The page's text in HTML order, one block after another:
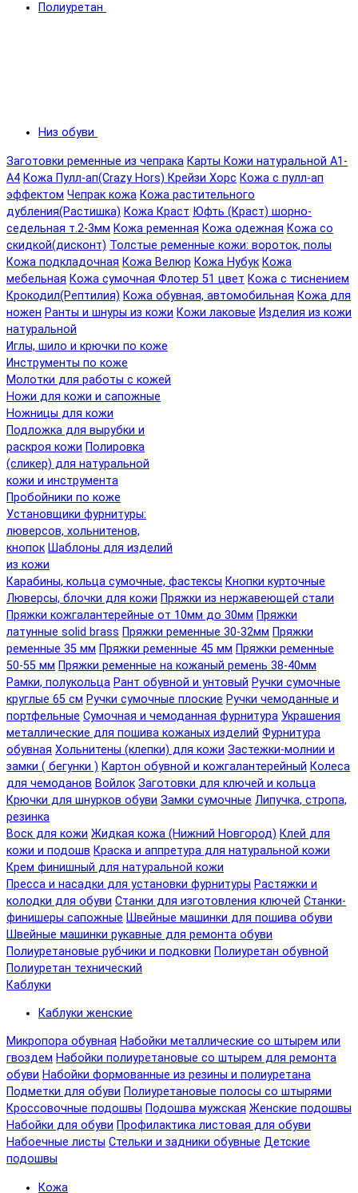
Полиуретан
Низ обуви
Заготовки ременные из чепрака Карты Кожи натуральной А1-
А4 Кожа Пулл-ап(Crazy Hors) Крейзи Хорс Кожа с пулл-ап
эффектом Чепрак кожа Кожа растительного
дубления(Растишка) Кожа Краст Юфть (Краст) шорно-
седельная т.2-3мм Кожа ременная Кожа одежная Кожа со
скидкой(дисконт) Толстые ременные кожи: вороток, полы
Кожа подкладочная Кожа Велюр Кожа Нубук Кожа
мебельная Кожа сумочная Флотер 51 цвет Кожа с тиснением
Крокодил(Рептилия) Кожа обувная, автомобильная Кожа для
ножен Ранты и шнуры из кожи Кожи лаковые Изделия из кожи
натуральной
Иглы, шило и крючки по коже
Инструменты по коже
Молотки для работы с кожей
Ножи для кожи и сапожные
Ножницы для кожи
Подложка для вырубки и
раскроя кожи Полировка
(сликер) для натуральной
кожи и инструмента
Пробойники по коже
Установщики фурнитуры:
люверсов, хольнитенов,
кнопок Шаблоны для изделий
из кожи
Карабины, кольца сумочные, фастексы Кнопки курточные
Люверсы, блочки для кожи Пряжки из нержавеющей стали
Пряжки кожгалантерейные от 10мм до 30мм Пряжки
латунные solid brass Пряжки ременные 30-32мм Пряжки
ременные 35 мм Пряжки ременные 45 мм Пряжки ременные
50-55 мм Пряжки ременные на кожаный ремень 38-40мм
Рамки, полукольца Рант обувной и унтовый Ручки сумочные
круглые 65 см Ручки сумочные плоские Ручки чемоданные и
портфельные Сумочная и чемоданная фурнитура Украшения
металлические для пошива кожаных изделий Фурнитура
обувная Хольнитены (клепки) для кожи Застежки-молнии и
замки ( бегунки ) Картон обувной и кожгалантерейный Колеса
для чемоданов Войлок Заготовки для ключей и кольца
Крючки для шнурков обуви Замки сумочные Липучка, стропа,
резинка
Воск для кожи Жидкая кожа (Нижний Новгород) Клей для
кожи и подошв Краска и аппретура для натуральной кожи
Крем финишный для натуральной кожи
Пресса и насадки для установки фурнитуры Растяжки и
колодки для обуви Станки для изготовления ключей Станки-
финишеры сапожные Швейные машинки для пошива обуви
Швейные машинки рукавные для ремонта обуви
Полиуретановые рубчики и подковки Полиуретан обувной
Полиуретан технический
Каблуки
Каблуки женские
Микропора обувная Набойки металлические со штырем или
гвоздем Набойки полиуретановые со штырем для ремонта
обуви Набойки формованные из резины и полиуретана
Подметки для обуви Полиуретановые полосы со штырями
Кроссовочные подошвы Подошва мужская Женские подошвы
Набойки для обуви Профилактика листовая для обуви
Набоечные листы Стельки и задники обувные Детские
подошвы
Кожа